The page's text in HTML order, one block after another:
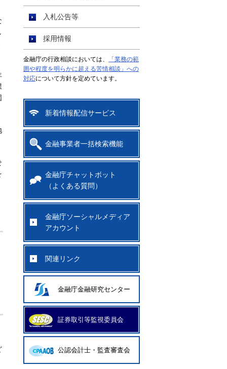
入札公告等
採用情報
金融庁の行政相談においては、
「業務の範
囲や程度を明らかに超える苦情相談」への
対応について方針を定めています。
新着情報配信サービス
金融事業者一括検索機能
金融庁チャットボット
（よくある質問）
金融庁ソーシャルメディア
アカウント
関連リンク
金融庁金融研究センター
証券取引等監視委員会
公認会計士・監査審査会